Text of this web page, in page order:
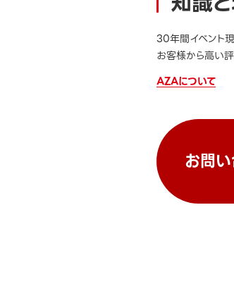
30年間イベント
お客様から高い
AZAについて
お問